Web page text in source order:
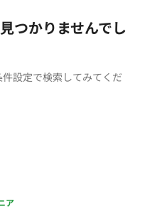
つかりませんでし
設定で検索してみてくだ
ア